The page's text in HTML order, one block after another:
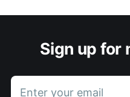
Sign up for
Enter your email